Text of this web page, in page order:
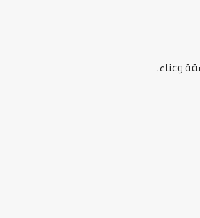
وعناء.